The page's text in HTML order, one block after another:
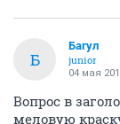
Б
Багул
junior
04 мая
Вопрос в
меловую